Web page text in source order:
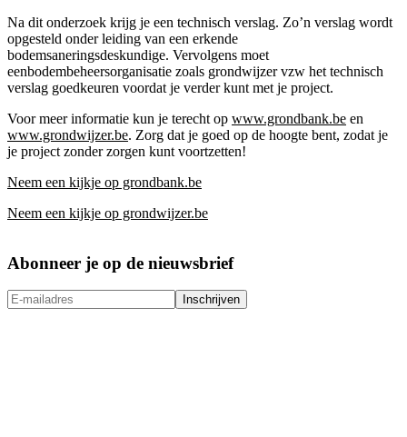
Na dit onderzoek krijg je een technisch verslag. Zo’n verslag wordt
opgesteld onder leiding van een erkende
bodemsaneringsdeskundige. Vervolgens moet
eenbodembeheersorganisatie zoals grondwijzer vzw het technisch
verslag goedkeuren voordat je verder kunt met je project.
Voor meer informatie kun je terecht op www.grondbank.be en
www.grondwijzer.be. Zorg dat je goed op de hoogte bent, zodat je
je project zonder zorgen kunt voortzetten!
Neem een kijkje op grondbank.be
Neem een kijkje op grondwijzer.be
Abonneer je op de nieuwsbrief
Inschrijven